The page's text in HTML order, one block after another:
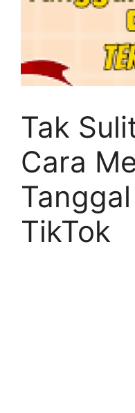
Tak
Cara
TikTok